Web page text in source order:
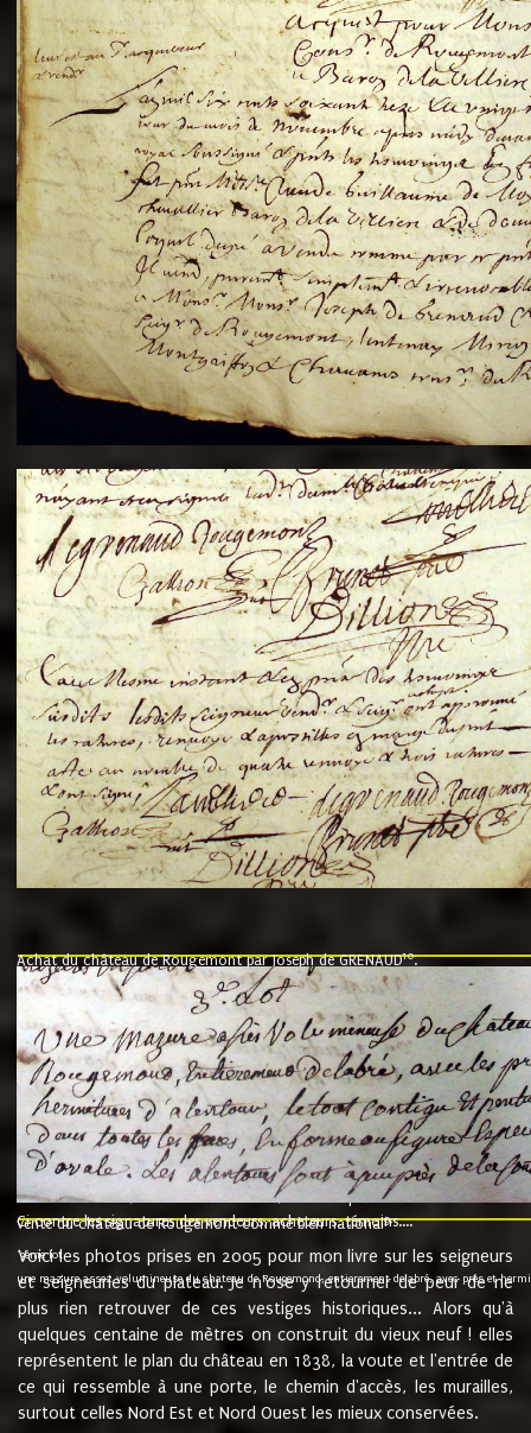
Achat du château de Rougemont par Joseph de GRENAUD10.
"l'an mil six cent soixante treze le ving neuvième jour du mois de
nommé fut présent Messire Claude Guillaume de Moyriat chevalier baron
vend, purement simplement et irrevocablement a monseigneur monsieur
et chavannes conseiller du roy au parlement de Bourgogne, present et
que le dit seigneur Baron de la Vellière a sur ses hommes, indivisables et
de la Velliere tout ainsi et comme le dit seigneur Baron et ses
présent......"
suivent les rentes, donation des terriers, etc... au prix de 880 livre louis
Ci contre les signatures des vendeurs, acheteurs, témoins....
vente du château de Rougemont comme bien national9.
"3ème lot
une mazure assez volumineuse du chateau de Rougemond, entierement delabré, avec près et
Voici les photos prises en 2005 pour mon livre sur les seigneurs
et seigneuries du plateau. Je n'ose y retourner de peur de ne
plus rien retrouver de ces vestiges historiques... Alors qu'à
quelques centaine de mètres on construit du vieux neuf ! elles
représentent le plan du château en 1838, la voute et l'entrée de
ce qui ressemble à une porte, le chemin d'accès, les murailles,
surtout celles Nord Est et Nord Ouest les mieux conservées.